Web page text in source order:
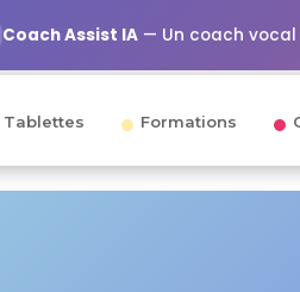
Coach Assist IA— Un coach vocal
Tablettes Formations